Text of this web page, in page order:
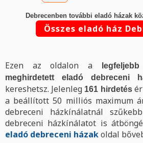
Debrecenben további eladó házak
Összes eladó ház
Ezen az oldalon a
meghirdetett eladó debreceni
kereshetsz. Jelenleg 161 hirdetés
a beállított 50 milliós maximum
debreceni házkínálatnál
debreceni házkínálatot is
eladó debreceni házakoldal